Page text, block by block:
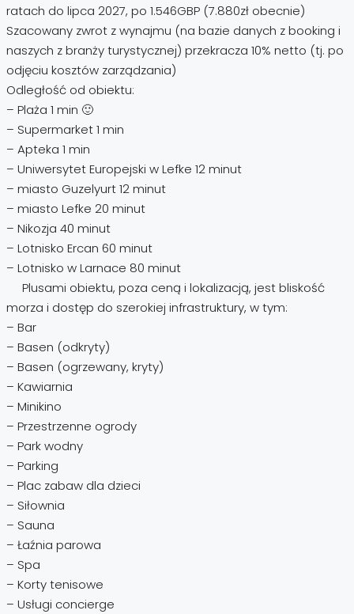
ratach do lipca 2027, po 1.546GBP (7.880zł obecnie)
Szacowany zwrot z wynajmu (na bazie danych z booking i
naszych z branży turystycznej) przekracza 10% netto (tj. po
odjęciu kosztów zarządzania)
Odległość od obiektu:
– Plaża 1 min 🙂
– Supermarket 1 min
– Apteka 1 min
– Uniwersytet Europejski w Lefke 12 minut
– miasto Guzelyurt 12 minut
– miasto Lefke 20 minut
– Nikozja 40 minut
– Lotnisko Ercan 60 minut
– Lotnisko w Larnace 80 minut
Plusami obiektu, poza ceną i lokalizacją, jest bliskość
morza i dostęp do szerokiej infrastruktury, w tym:
– Bar
– Basen (odkryty)
– Basen (ogrzewany, kryty)
– Kawiarnia
– Minikino
– Przestrzenne ogrody
– Park wodny
– Parking
– Plac zabaw dla dzieci
– Siłownia
– Sauna
– Łaźnia parowa
– Spa
– Korty tenisowe
– Usługi concierge